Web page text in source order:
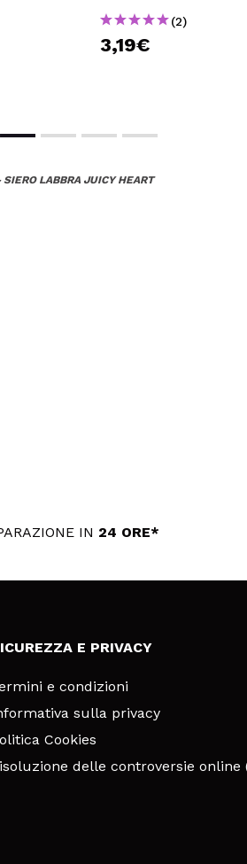
(2)
3,19€
LABBRA JUICY HEART
IN 24 ORE*
E PRIVACY
e condizioni
sulla privacy
Cookies
delle controversie online